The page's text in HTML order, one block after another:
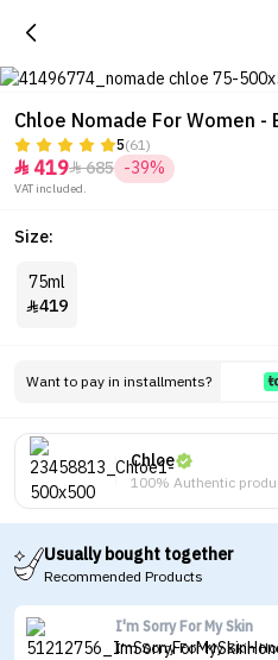
Chloe Nomade For Women -
5(61)
 419685 -39%
VAT included.
Size:
75ml
419
Want to pay in installments?
Chloe
100% Authentic
Usually bought together
Recommended Products
I'm Sorry For My Skin
I'm Sorry For My Skin